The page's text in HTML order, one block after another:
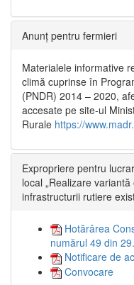
Anunț pentru fermieri
Materialele informative
climă cuprinse în
(PNDR) 2014 – 2020,
accesate pe site-ul
Rurale https://
Expropriere pentru
local „Realizare
infrastructurii rutiere
Hotărârea
numărul 49 din
Notificare de
Convocare